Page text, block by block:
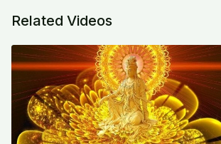
Related Videos